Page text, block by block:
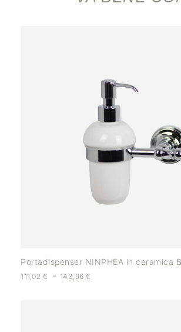
Portadispenser NINPHEA in ceramica
111,02 € - 143,96€